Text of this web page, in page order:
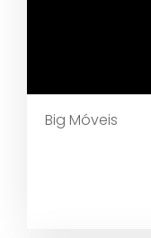
Big Móveis